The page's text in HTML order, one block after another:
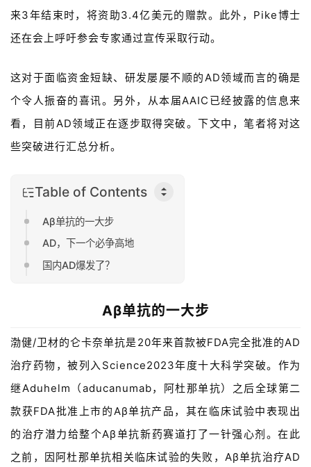
来3年结束时，将资助3.4亿美元的赠款。此外，Pike博士
还在会上呼吁参会专家通过宣传采取行动。
这对于面临资金短缺、研发屡屡不顺的AD领域而言的确是
个令人振奋的喜讯。另外，从本届AAIC已经披露的信息来
看，目前AD领域正在逐步取得突破。下文中，笔者将对这
些突破进行汇总分析。
Table of Contents
Aβ单抗的一大步
AD，下一个必争高地
国内AD爆发了？
Aβ单抗的一大步
渤健/卫材的仑卡奈单抗是20年来首款被FDA完全批准的AD
治疗药物，被列入Science2023年度十大科学突破。作为
继Aduhelm（aducanumab，阿杜那单抗）之后全球第二
款获FDA批准上市的Aβ单抗产品，其在临床试验中表现出
的治疗潜力给整个Aβ单抗新药赛道打了一针强心剂。在此
之前，因阿杜那单抗相关临床试验的失败，Aβ单抗治疗AD